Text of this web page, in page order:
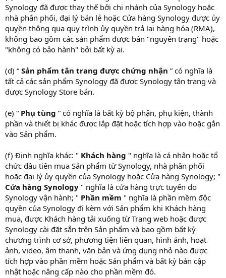
Synology đã được thay thế bởi chi nhánh của Synology hoặc
nhà phân phối, đại lý bán lẻ hoặc Cửa hàng Synology được ủy
quyền thông qua quy trình ủy quyền trả lại hàng hóa (RMA),
không bao gồm các sản phẩm được bán "nguyên trạng" hoặc
"không có bảo hành" bởi bất kỳ ai.
(d) “ Sản phẩm tân trang được chứng nhận ” có nghĩa là
tất cả các sản phẩm Synology đã được Synology tân trang và
được Synology Store bán.
(e) “ Phụ tùng ” có nghĩa là bất kỳ bộ phận, phụ kiện, thành
phần và thiết bị khác được lắp đặt hoặc tích hợp vào hoặc gắn
vào Sản phẩm.
(f) Định nghĩa khác: " Khách hàng " nghĩa là cá nhân hoặc tổ
chức đầu tiên mua Sản phẩm từ Synology, nhà phân phối
hoặc đại lý ủy quyền của Synology hoặc Cửa hàng Synology; "
Cửa hàng Synology " nghĩa là cửa hàng trực tuyến do
Synology vận hành; " Phần mềm " nghĩa là phần mềm độc
quyền của Synology đi kèm với Sản phẩm khi Khách hàng
mua, được Khách hàng tải xuống từ Trang web hoặc được
Synology cài đặt sẵn trên Sản phẩm và bao gồm bất kỳ
chương trình cơ sở, phương tiện liên quan, hình ảnh, hoạt
ảnh, video, âm thanh, văn bản và ứng dụng nhỏ nào được
tích hợp vào phần mềm hoặc Sản phẩm và bất kỳ bản cập
nhật hoặc nâng cấp nào cho phần mềm đó.